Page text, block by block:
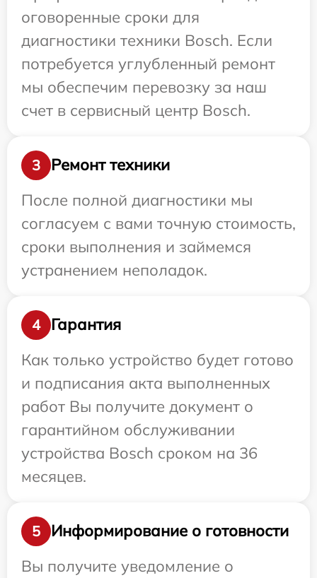
оговоренные сроки для
диагностики техники Bosch. Если
потребуется углубленный ремонт
мы обеспечим перевозку за наш
счет в сервисный центр Bosch.
3
Ремонт техники
После полной диагностики мы
согласуем с вами точную стоимость,
сроки выполнения и займемся
устранением неполадок.
4
Гарантия
Как только устройство будет готово
и подписания акта выполненных
работ Вы получите документ о
гарантийном обслуживании
устройства Bosch сроком на 36
месяцев.
5
Информирование о готовности
Вы получите уведомление о